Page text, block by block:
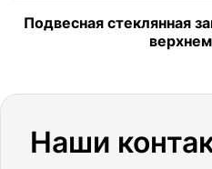
Подвесная стеклянная
Наши